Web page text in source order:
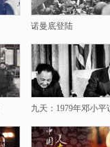
诺曼底登陆
九天：1979年邓小平